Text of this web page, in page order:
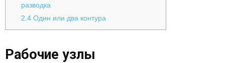
разводка
2.4 Один или два контура
Рабочие узлы